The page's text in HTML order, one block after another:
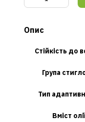
Опис
Стійкість до
Група
Тип
Вміст